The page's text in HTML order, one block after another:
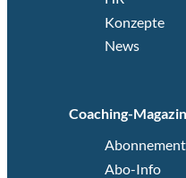
Konzepte
News
Coaching-Magazin
Abonnement
Abo-Info